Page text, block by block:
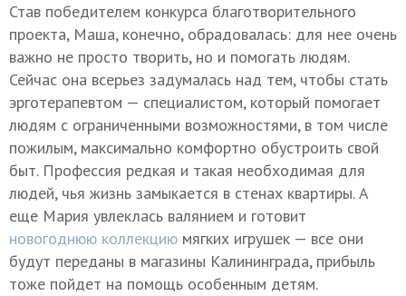
Став победителем конкурса благотворительного
проекта, Маша, конечно, обрадовалась: для нее очень
важно не просто творить, но и помогать людям.
Сейчас она всерьез задумалась над тем, чтобы стать
эрготерапевтом — специалистом, который помогает
людям с ограниченными возможностями, в том числе
пожилым, максимально комфортно обустроить свой
быт. Профессия редкая и такая необходимая для
людей, чья жизнь замыкается в стенах квартиры. А
еще Мария увлеклась валянием и готовит
новогоднюю коллекцию мягких игрушек — все они
будут переданы в магазины Калининграда, прибыль
тоже пойдет на помощь особенным детям.